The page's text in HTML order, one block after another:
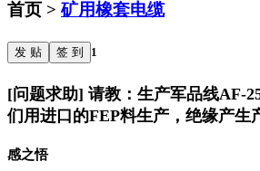
首页 >矿用橡套电缆
发 贴 签 到 1
[问题求助] 请教：生产军品线AF-
们用进口的FEP料生产，绝缘产生
感之悟